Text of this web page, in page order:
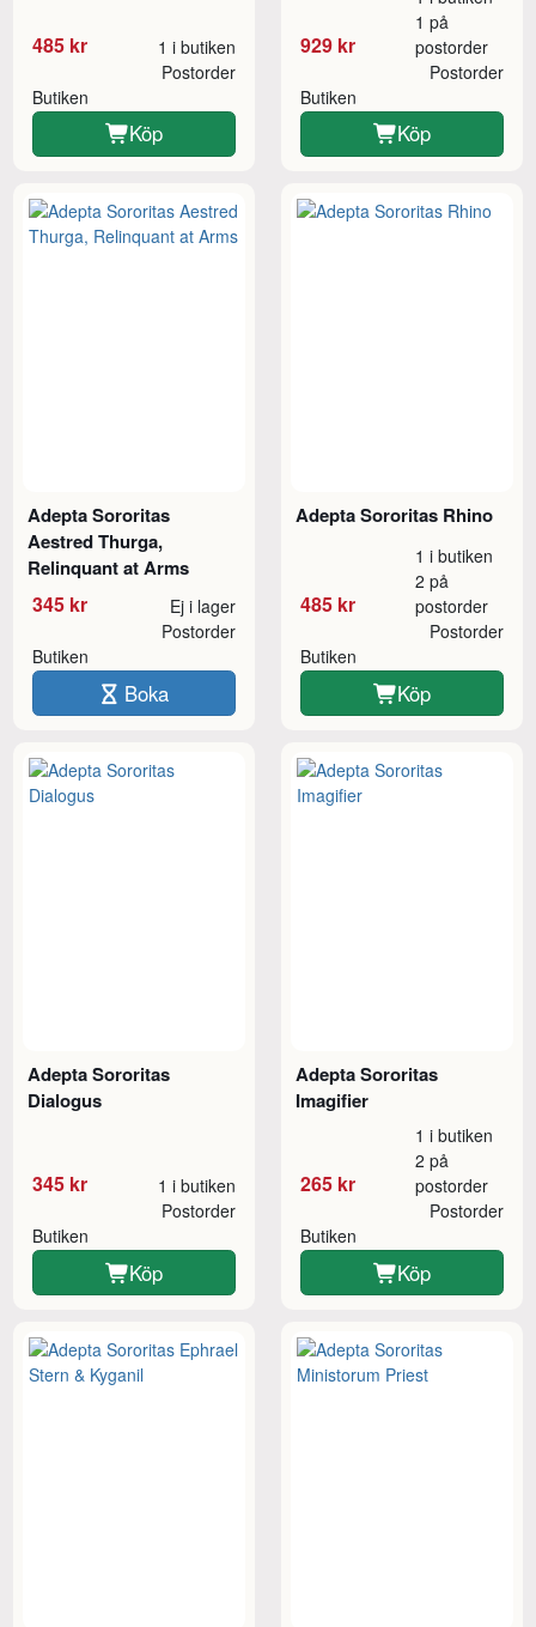
485 kr 1 i butiken
Butiken
Postorder
Köp
929 kr
1 på
postorder
Butiken
Postorder
Köp
Adepta Sororitas
Aestred Thurga,
Relinquant at Arms
345 kr Ej i lager
Butiken
Postorder
Boka
Adepta Sororitas Rhino
485 kr
1 i butiken
2 på
postorder
Butiken
Postorder
Köp
Adepta Sororitas
Dialogus
345 kr 1 i butiken
Butiken
Postorder
Köp
Adepta Sororitas
Imagifier
265 kr
1 i butiken
2 på
postorder
Butiken
Postorder
Köp